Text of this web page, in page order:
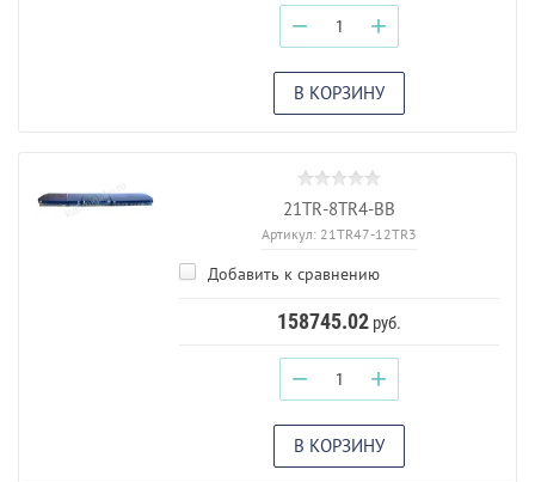
− +
В КОРЗИНУ
21TR-8TR4-BB
Артикул: 21TR47-12TR3
Добавить к сравнению
158745.02 руб.
− +
В КОРЗИНУ